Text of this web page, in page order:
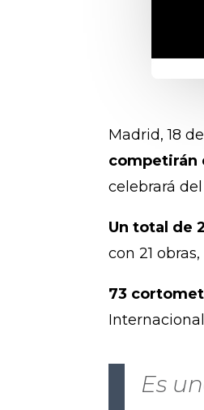
Madrid, 18
competirán
celebrará
Un total de
con 21
73
Es